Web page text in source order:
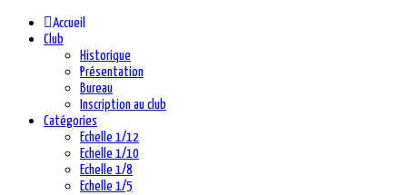
Accueil
Club
Historique
Présentation
Bureau
Inscription au club
Catégories
Echelle 1/12
Echelle 1/10
Echelle 1/8
Echelle 1/5
précédente
précédent
suivante
suivant